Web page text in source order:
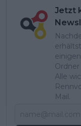
Jetzt
Alle
Mail.